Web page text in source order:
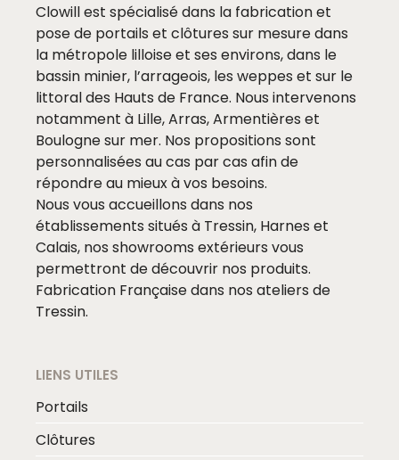
Clowill est spécialisé dans la fabrication et
pose de portails et clôtures sur mesure dans
la métropole lilloise et ses environs, dans le
bassin minier, l’arrageois, les weppes et sur le
littoral des Hauts de France. Nous intervenons
notamment à Lille, Arras, Armentières et
Boulogne sur mer. Nos propositions sont
personnalisées au cas par cas afin de
répondre au mieux à vos besoins.
Nous vous accueillons dans nos
établissements situés à Tressin, Harnes et
Calais, nos showrooms extérieurs vous
permettront de découvrir nos produits.
Fabrication Française dans nos ateliers de
Tressin.
LIENS UTILES
Portails
Clôtures